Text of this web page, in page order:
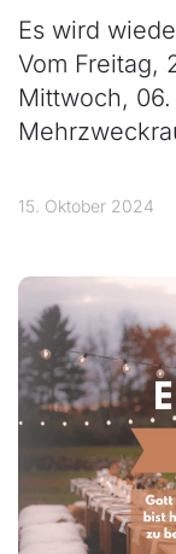
Es wird
Vom Freitag,
Mittwoch,
15. Oktober 2024